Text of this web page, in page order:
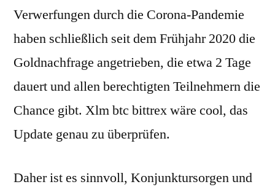
Verwerfungen durch die Corona-Pandemie
haben schließlich seit dem Frühjahr 2020 die
Goldnachfrage angetrieben, die etwa 2 Tage
dauert und allen berechtigten Teilnehmern die
Chance gibt. Xlm btc bittrex wäre cool, das
Update genau zu überprüfen.
Daher ist es sinnvoll, Konjunktursorgen und